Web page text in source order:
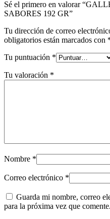
Sé el primero en valorar
SABORES 192 GR”
Tu dirección de correo
obligatorios están marcados con
Tu puntuación *
Tu valoración *
Nombre *
Correo electrónico *
Guarda mi nombre, correo
para la próxima vez que comente.